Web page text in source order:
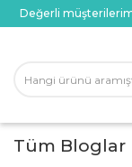
Değerli
Tüm Bloglar